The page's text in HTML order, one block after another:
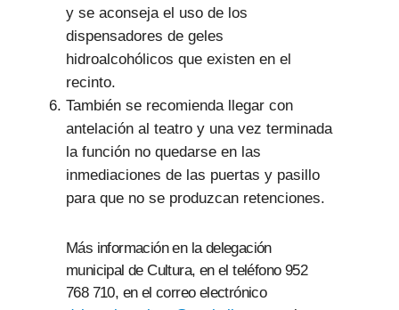
y se aconseja el uso de los
dispensadores de geles
hidroalcohólicos que existen en el
recinto.
También se recomienda llegar con
antelación al teatro y una vez terminada
la función no quedarse en las
inmediaciones de las puertas y pasillo
para que no se produzcan retenciones.
Más información en la delegación
municipal de Cultura, en el teléfono 952
768 710, en el correo electrónico